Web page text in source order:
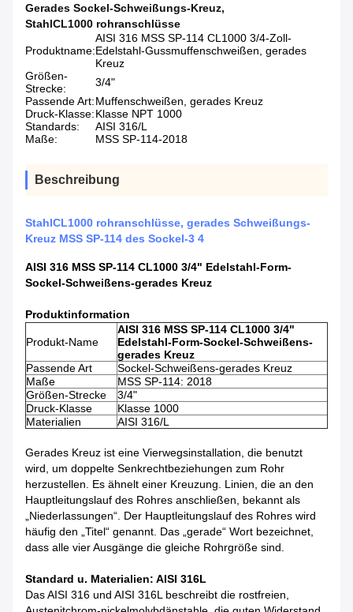
Gerades Sockel-Schweißungs-Kreuz,
StahlCL1000 rohranschlüsse
Produktname:
AISI 316 MSS SP-114 CL1000 3/4-Zoll-
Edelstahl-Gussmuffenschweißen, gerades
Kreuz
Größen-
Strecke:
3/4"
Passende Art:Muffenschweißen, gerades Kreuz
Druck-Klasse:Klasse NPT 1000
Standards:
AISI 316/L
Maße:
MSS SP-114-2018
Beschreibung
StahlCL1000 rohranschlüsse, gerades Schweißungs-
Kreuz MSS SP-114 des Sockel-3 4
AISI 316 MSS SP-114 CL1000 3/4" Edelstahl-Form-
Sockel-Schweißens-gerades Kreuz
Produktinformation
Produkt-Name
AISI 316 MSS SP-114 CL1000 3/4"
Edelstahl-Form-Sockel-Schweißens-
gerades Kreuz
Passende Art
Sockel-Schweißens-gerades Kreuz
Maße
MSS SP-114: 2018
Größen-Strecke
3/4"
Druck-Klasse
Klasse 1000
Materialien
AISI 316/L
Gerades Kreuz ist eine Vierwegsinstallation, die benutzt
wird, um doppelte Senkrechtbeziehungen zum Rohr
herzustellen. Es ähnelt einer Kreuzung. Linien, die an den
Hauptleitungslauf des Rohres anschließen, bekannt als
„Niederlassungen“. Der Hauptleitungslauf des Rohres wird
häufig den „Titel“ genannt. Das „gerade“ Wort bezeichnet,
dass alle vier Ausgänge die gleiche Rohrgröße sind.
Standard u. Materialien: AISI 316L
Das AISI 316 und AISI 316L beschreibt die rostfreien,